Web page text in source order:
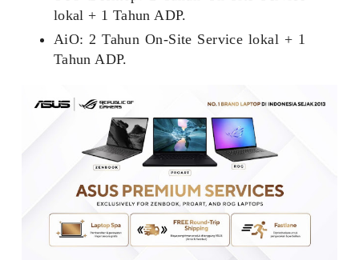
lokal + 1 Tahun ADP.
AiO: 2 Tahun On-Site Service lokal + 1
Tahun ADP.